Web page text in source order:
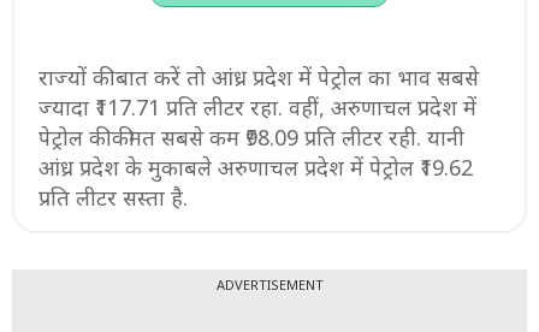
राज्यों की बात करें तो आंध्र प्रदेश में पेट्रोल का भाव सबसे
ज्यादा ₹117.71 प्रति लीटर रहा. वहीं, अरुणाचल प्रदेश में
पेट्रोल की कीमत सबसे कम ₹98.09 प्रति लीटर रही. यानी
आंध्र प्रदेश के मुकाबले अरुणाचल प्रदेश में पेट्रोल ₹19.62
प्रति लीटर सस्ता है.
ADVERTISEMENT